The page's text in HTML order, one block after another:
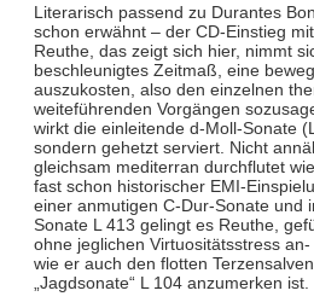
Literarisch passend zu Durantes
schon erwähnt – der CD-Einstieg
Reuthe, das zeigt sich hier, nimmt
beschleunigtes Zeitmaß, eine
auszukosten, also den einzelnen
weiteführenden Vorgängen
wirkt die einleitende d-Moll-Sonate
sondern gehetzt serviert. Nicht
gleichsam mediterran durchflutet
fast schon historischer EMI-
einer anmutigen C-Dur-Sonate und
Sonate L 413 gelingt es Reuthe,
ohne jeglichen Virtuositätsstress
wie er auch den flotten
„Jagdsonate“ L 104 anzumerken ist.